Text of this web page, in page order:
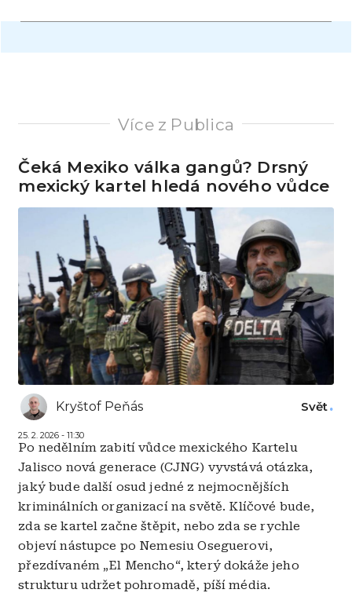
Více z Publica
Čeká Mexiko válka gangů? Drsný
mexický kartel hledá nového vůdce
Kryštof Peňás
25. 2. 2026 - 11:30
Svět
Po nedělním zabití vůdce mexického Kartelu
Jalisco nová generace (CJNG) vyvstává otázka,
jaký bude další osud jedné z nejmocnějších
kriminálních organizací na světě. Klíčové bude,
zda se kartel začne štěpit, nebo zda se rychle
objeví nástupce po Nemesiu Oseguerovi,
přezdívaném „El Mencho“, který dokáže jeho
strukturu udržet pohromadě, píší média.